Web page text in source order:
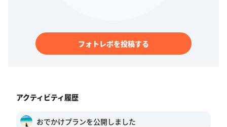
フォトレポを投稿する
アクティビティ履歴
おでかけプランを公開しました